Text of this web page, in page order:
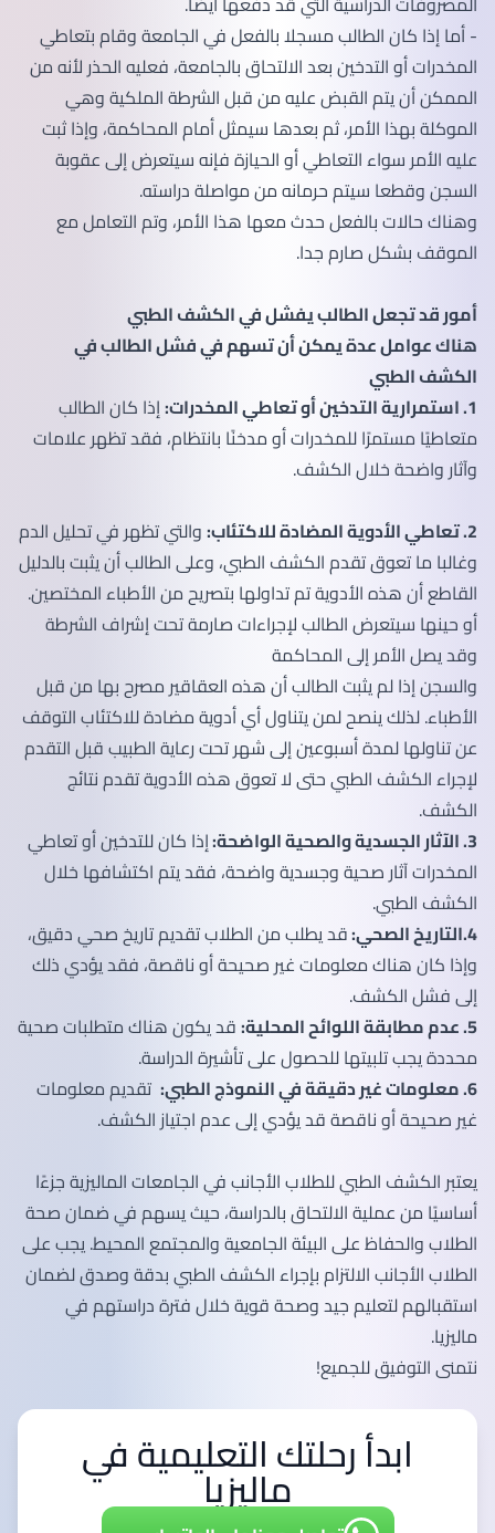
- أما إذا كان الطالب مسجلا بالفعل في الجامعة وقام بتعاطي
المخدرات أو التدخين بعد الالتحاق بالجامعة، فعليه الحذر لأنه من
الممكن أن يتم القبض عليه من قبل الشرطة الملكية وهي
الموكلة بهذا الأمر، ثم بعدها سيمثل أمام المحاكمة، وإذا ثبت
عليه الأمر سواء التعاطي أو الحيازة فإنه سيتعرض إلى عقوبة
السجن وقطعا سيتم حرمانه من مواصلة دراسته.
وهناك حالات بالفعل حدث معها هذا الأمر، وتم التعامل مع
الموقف بشكل صارم جدا.
أمور قد تجعل الطالب يفشل في الكشف الطبي
هناك عوامل عدة يمكن أن تسهم في فشل الطالب في
الكشف الطبي
1. استمرارية التدخين أو تعاطي المخدرات:
إذا كان الطالب
متعاطيًا مستمرًا للمخدرات أو مدخنًا بانتظام، فقد تظهر علامات
وآثار واضحة خلال الكشف.
2. تعاطي الأدوية المضادة للاكتئاب:
والتي تظهر في تحليل الدم
وغالبا ما تعوق تقدم الكشف الطبي، وعلى الطالب أن يثبت بالدليل
القاطع أن هذه الأدوية تم تداولها بتصريح من الأطباء المختصين.
أو حينها سيتعرض الطالب لإجراءات صارمة تحت إشراف الشرطة
وقد يصل الأمر إلى المحاكمة
والسجن إذا لم يثبت الطالب أن هذه العقاقير مصرح بها من قبل
الأطباء. لذلك ينصح لمن يتناول أي أدوية مضادة للاكتئاب التوقف
عن تناولها لمدة أسبوعين إلى شهر تحت رعاية الطبيب قبل التقدم
لإجراء الكشف الطبي حتى لا تعوق هذه الأدوية تقدم نتائج
الكشف.
3. الآثار الجسدية والصحية الواضحة:
إذا كان للتدخين أو تعاطي
المخدرات آثار صحية وجسدية واضحة، فقد يتم اكتشافها خلال
الكشف الطبي.
4.التاريخ الصحي:
قد يطلب من الطلاب تقديم تاريخ صحي دقيق،
وإذا كان هناك معلومات غير صحيحة أو ناقصة، فقد يؤدي ذلك
إلى فشل الكشف.
5. عدم مطابقة اللوائح المحلية:
قد يكون هناك متطلبات صحية
محددة يجب تلبيتها للحصول على تأشيرة الدراسة.
6. معلومات غير دقيقة في النموذج الطبي:
تقديم معلومات
غير صحيحة أو ناقصة قد يؤدي إلى عدم اجتياز الكشف.
يعتبر الكشف الطبي للطلاب الأجانب في الجامعات الماليزية جزءًا
أساسيًا من عملية الالتحاق بالدراسة، حيث يسهم في ضمان صحة
الطلاب والحفاظ على البيئة الجامعية والمجتمع المحيط. يجب على
الطلاب الأجانب الالتزام بإجراء الكشف الطبي بدقة وصدق لضمان
استقبالهم لتعليم جيد وصحة قوية خلال فترة دراستهم في
ماليزيا.
نتمنى التوفيق للجميع!
ابدأ رحلتك التعليمية في
ماليزيا